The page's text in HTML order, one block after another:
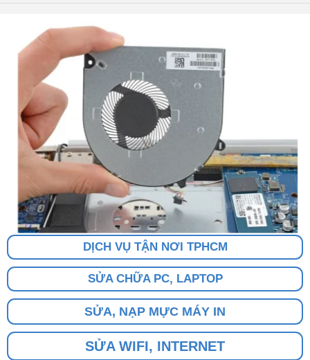
DỊCH VỤ TẬN NƠI TPHCM
SỬA CHỮA PC, LAPTOP
SỬA, NẠP MỰC MÁY IN
SỬA WIFI, INTERNET